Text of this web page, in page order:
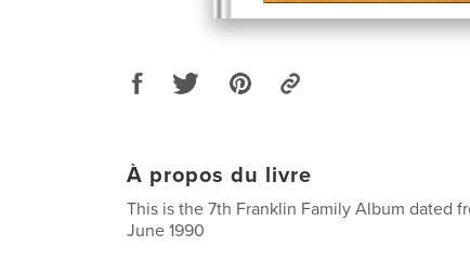
À propos du livre
This is the 7th Franklin Family Album dated
June 1990